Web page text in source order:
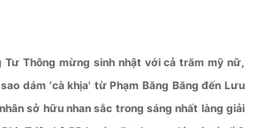
Thông mừng sinh nhật với cả trăm mỹ nữ,
dám 'cà khịa' từ Phạm Băng Băng đến Lưu
sở hữu nhan sắc trong sáng nhất làng giải